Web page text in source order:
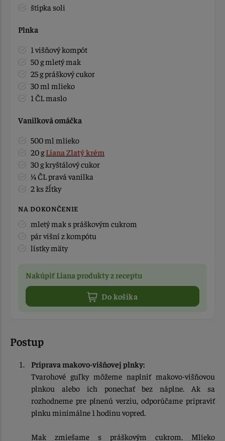
štipka soli
Plnka
1 višňový kompót
50 g mletý mak
25 g práškový cukor
30 ml mlieko
1 ČL maslo
Vanilková omáčka
500 ml mlieko
20 gLiana Zlatý krém
30 g kryštálový cukor
¼ ČL pravá vanilka
2 ks žĺtky
NA DOKONČENIE
mletý mak s práškovým cukrom
pár višní z kompótu
lístky mäty
Nakúpiť Liana produkty z receptu
Do košíka
Postup
Príprava makovo-višňovej plnky:
Tvarohové guľky môžeme naplniť makovo-višňovou
plnkou alebo ich ponechať bez náplne. Ak sa
rozhodneme pre plnenú verziu, odporúčame pripraviť
plnku minimálne 1 hodinu vopred.
Mak zmiešame s práškovým cukrom. Mlieko